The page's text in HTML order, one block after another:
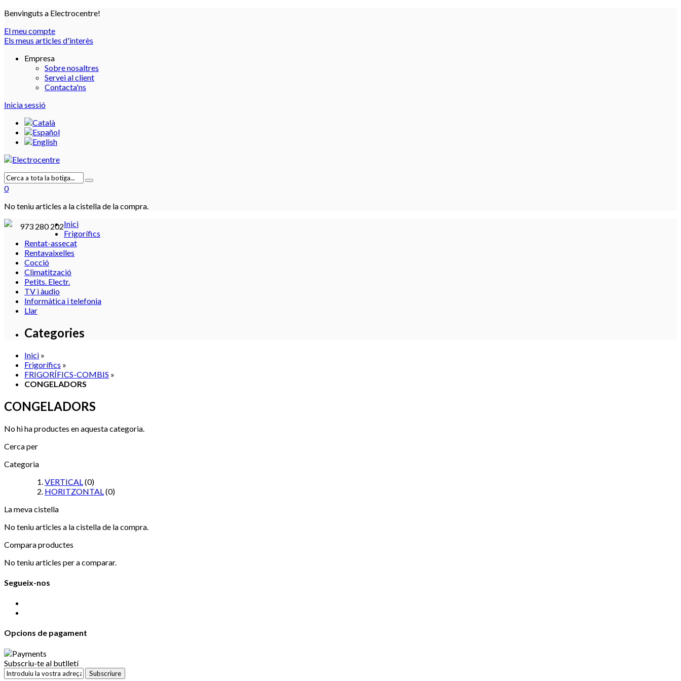
Benvinguts a Electrocentre!
El meu compte
Els meus articles d'interès
Empresa
Sobre nosaltres
Servei al client
Contacta'ns
Inicia sessió
0
No teniu articles a la cistella de la compra.
973 280 202Inici
Frigorífics
Rentat-assecat
Rentavaixelles
Cocció
Climatització
Petits. Electr.
TV i àudio
Informàtica i telefonia
Llar
Categories
Inici »
Frigorífics »
FRIGORÍFICS-COMBIS »
CONGELADORS
CONGELADORS
No hi ha productes en aquesta categoria.
Cerca per
Categoria
VERTICAL (0)
HORITZONTAL (0)
La meva cistella
No teniu articles a la cistella de la compra.
Compara productes
No teniu articles per a comparar.
Segueix-nos
Opcions de pagament
Subscriu-te al butlletí
Subscriure